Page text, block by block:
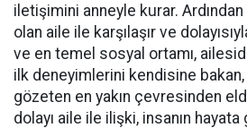
iletişimini anneyle kurar.
olan aile ile karşılaşır ve
ve en temel sosyal ortamı,
ilk deneyimlerini kendisine
gözeten en yakın çevresinden
dolayı aile ile ilişki, insanın hayata